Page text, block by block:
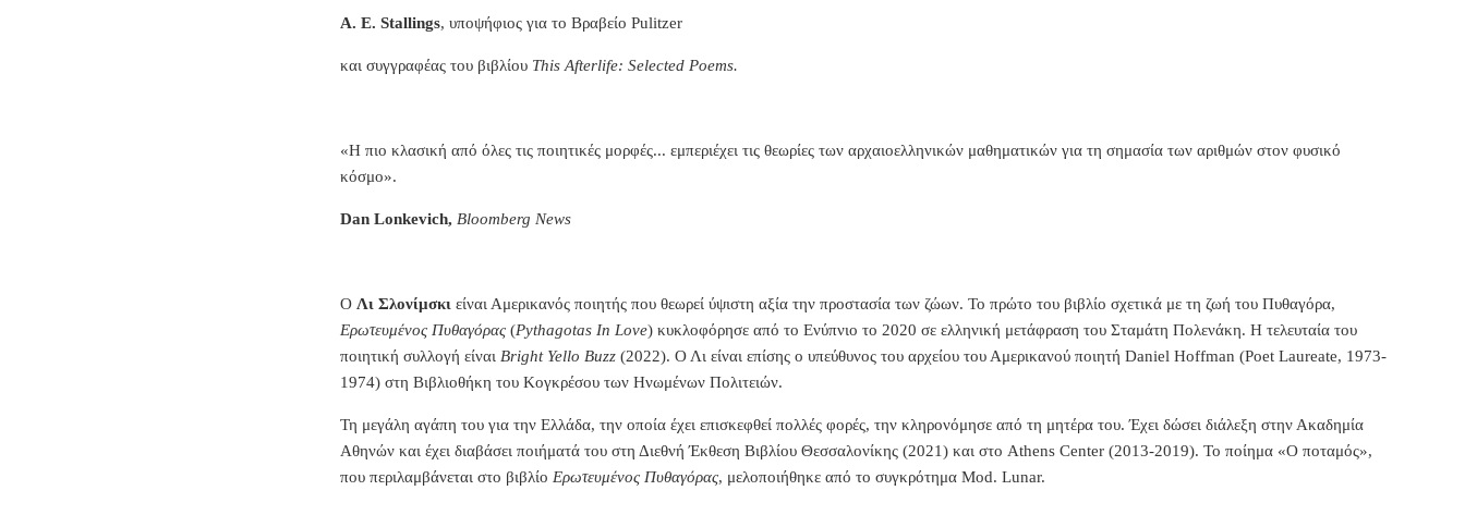
A. E. Stallings, υποψήφιος για το Βραβείο Pulitzer
και συγγραφέας του βιβλίου This Afterlife: Selected Poems.
«Η πιο κλασική από όλες τις ποιητικές μορφές... εμπεριέχει τις θεωρίες των αρχαιοελληνικών μαθηματικών για τη σημασία των αριθμών στον φυσικό
κόσμο».
Dan Lonkevich, Bloomberg News
Ο Λι Σλονίμσκι είναι Αμερικανός ποιητής που θεωρεί ύψιστη αξία την προστασία των ζώων. Το πρώτο του βιβλίο σχετικά με τη ζωή του Πυθαγόρα,
Ερωτευμένος Πυθαγόρας (Pythagotas In Love) κυκλοφόρησε από το Ενύπνιο το 2020 σε ελληνική μετάφραση του Σταμάτη Πολενάκη. Η τελευταία του
ποιητική συλλογή είναι Bright Yello Buzz (2022). Ο Λι είναι επίσης ο υπεύθυνος του αρχείου του Αμερικανού ποιητή Daniel Hoffman (Poet Laureate, 1973-
1974) στη Βιβλιοθήκη του Κογκρέσου των Ηνωμένων Πολιτειών.
Τη μεγάλη αγάπη του για την Ελλάδα, την οποία έχει επισκεφθεί πολλές φορές, την κληρονόμησε από τη μητέρα του. Έχει δώσει διάλεξη στην Ακαδημία
Αθηνών και έχει διαβάσει ποιήματά του στη Διεθνή Έκθεση Βιβλίου Θεσσαλονίκης (2021) και στο Athens Center (2013-2019). Το ποίημα «Ο ποταμός»,
που περιλαμβάνεται στο βιβλίο Ερωτευμένος Πυθαγόρας, μελοποιήθηκε από το συγκρότημα Mod. Lunar.